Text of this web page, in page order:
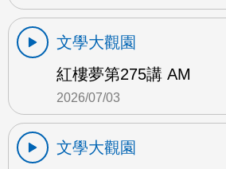
文學大觀園
紅樓夢第275講 AM
2026/07/03
文學大觀園